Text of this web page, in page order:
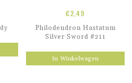
€2,49
Philodendron Hastatum
Silver Sword #211
In Winkelwagen